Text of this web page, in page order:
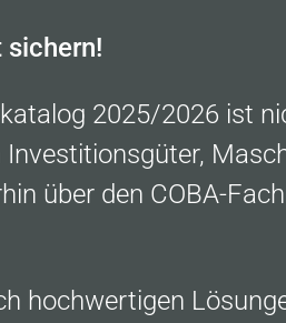
2025/2026 ist
über den COBA-
hochwertigen